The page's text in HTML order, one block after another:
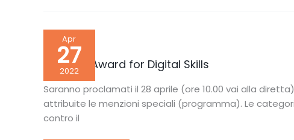
Apr
27
2022
National Award for Digital Skills
Saranno proclamati il 28 aprile (ore 10.00 vai alla
attribuite le menzioni speciali (programma). Le
contro il
National
Award
for
Digital
Skills